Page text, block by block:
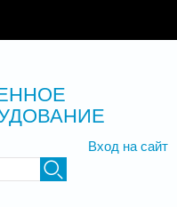
Вход на сайт
для